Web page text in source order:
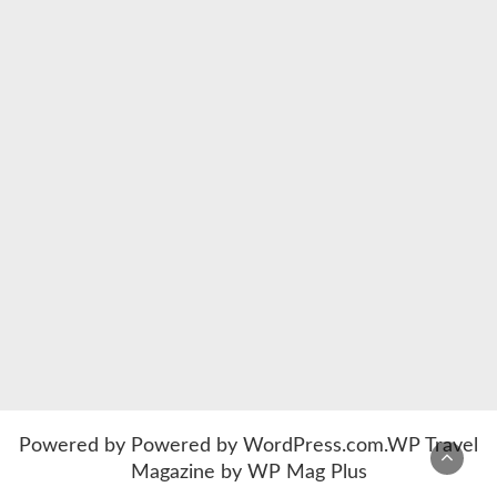
Powered by Powered by WordPress.com.WP Travel
Magazine by WP Mag Plus